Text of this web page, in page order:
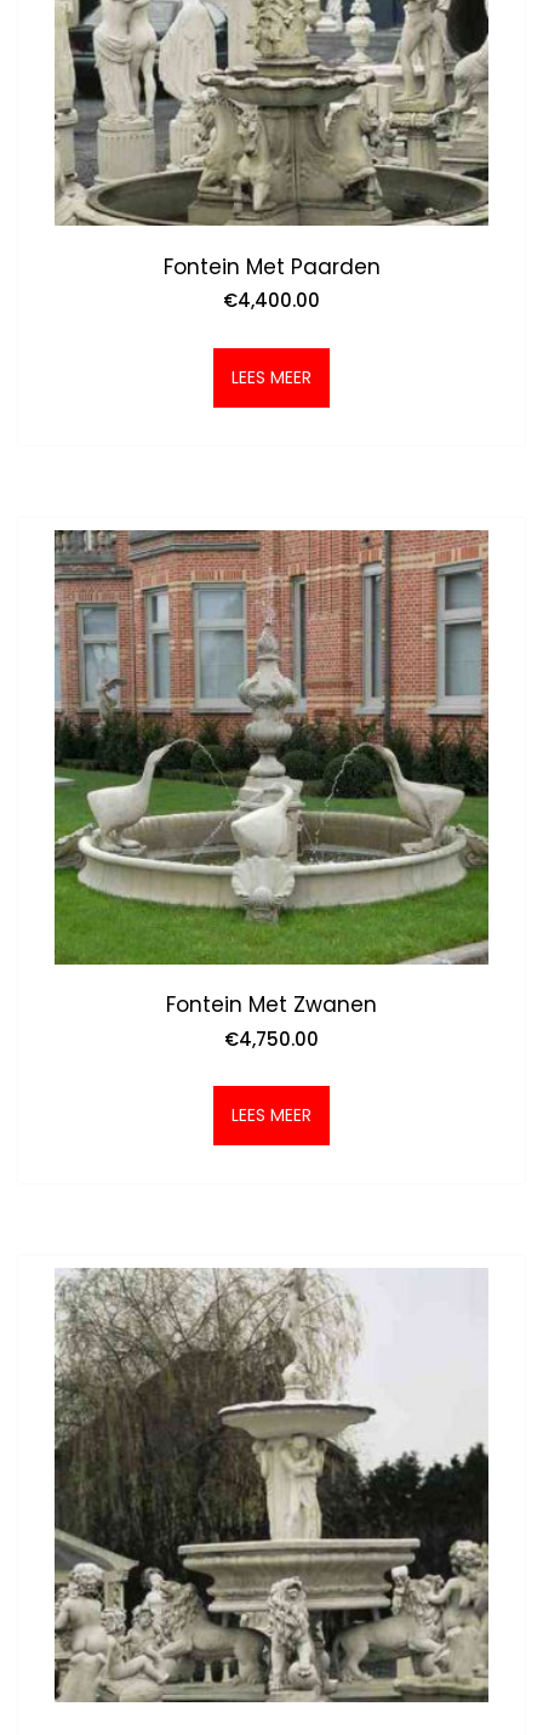
Fontein Met Paarden
€4,400.00
LEES MEER
Fontein Met Zwanen
€4,750.00
LEES MEER